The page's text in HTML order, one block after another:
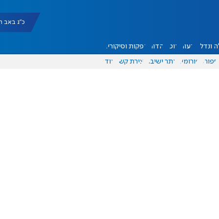
כ"ג באב תשפ"ו
ונדל"ן דעות אוכל יהדות הפקות וסיקורים
ספורט פורומים אתר ישיבה יצירת קשר עוד